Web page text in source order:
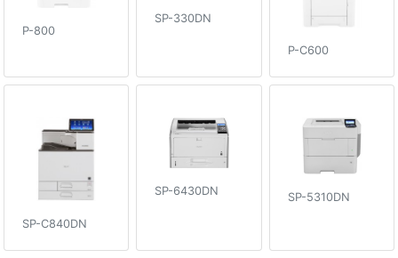
P-800
SP-330DN
P-C600
SP-C840DN
SP-6430DN SP-5310DN